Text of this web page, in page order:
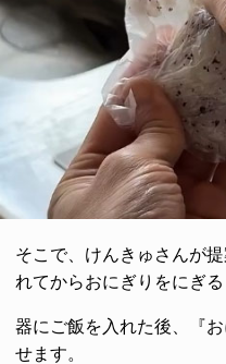
そこで、けんきゅさんが
れてからおにぎりをにぎる
器にご飯を入れた後、『
せます。